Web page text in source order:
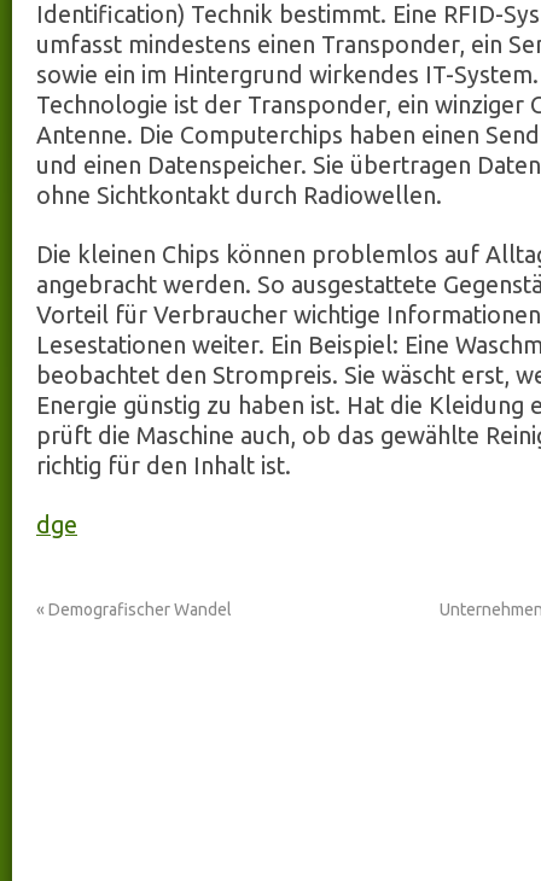
Identification) Technik bestimmt. Eine RFID-
umfasst mindestens einen Transponder, ein
sowie ein im Hintergrund wirkendes IT-
Technologie ist der Transponder, ein winziger
Antenne. Die Computerchips haben einen
und einen Datenspeicher. Sie übertragen
ohne Sichtkontakt durch Radiowellen.
Die kleinen Chips können problemlos auf
angebracht werden. So ausgestattete
Vorteil für Verbraucher wichtige
Lesestationen weiter. Ein Beispiel: Eine
beobachtet den Strompreis. Sie wäscht erst,
Energie günstig zu haben ist. Hat die Kleidung
prüft die Maschine auch, ob das gewählte
richtig für den Inhalt ist.
dge
« Demografischer Wandel